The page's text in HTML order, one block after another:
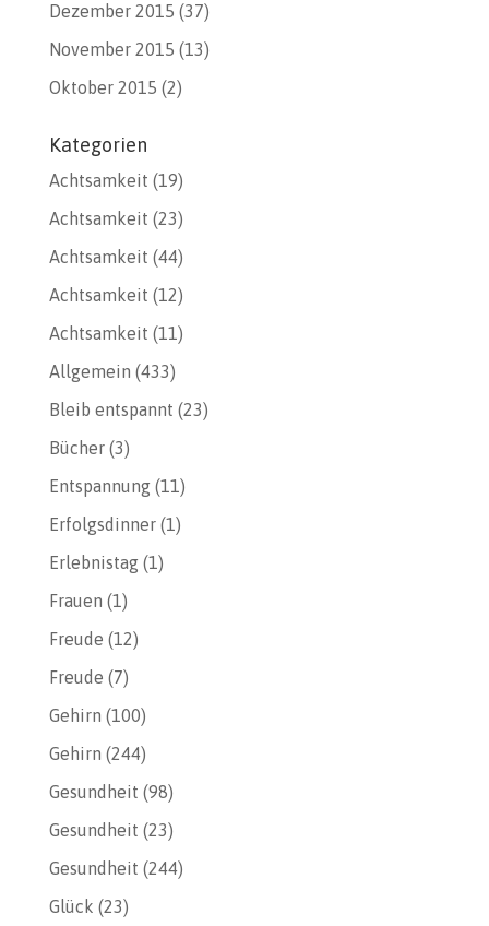
Dezember 2015 (37)
November 2015 (13)
Oktober 2015 (2)
Kategorien
Achtsamkeit (19)
Achtsamkeit (23)
Achtsamkeit (44)
Achtsamkeit (12)
Achtsamkeit (11)
Allgemein (433)
Bleib entspannt (23)
Bücher(3)
Entspannung(11)
Erfolgsdinner(1)
Erlebnistag(1)
Frauen (1)
Freude (12)
Freude (7)
Gehirn (100)
Gehirn (244)
Gesundheit (98)
Gesundheit (23)
Gesundheit (244)
Glück (23)